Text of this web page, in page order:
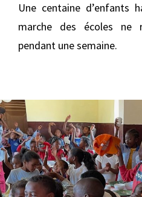
Une centaine d’enfants
marche des écoles ne
pendant une semaine.